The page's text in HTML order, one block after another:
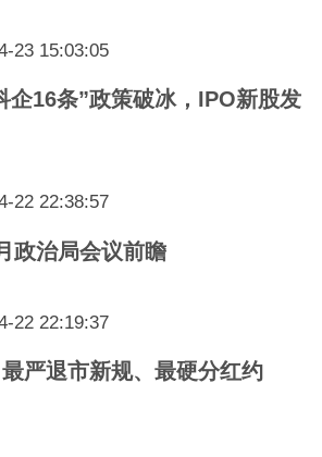
23 15:03:05
企16条”政策破冰，IPO新股发
22 22:38:57
政治局会议前瞻
22 22:19:37
严退市新规、最硬分红约